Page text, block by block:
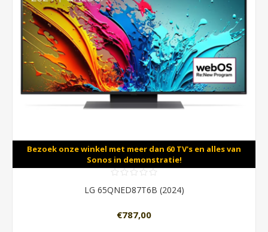
Bezoek onze winkel met meer dan 60 TV's en alles van
Sonos in demonstratie!
LG 65QNED87T6B (2024)
€787,00